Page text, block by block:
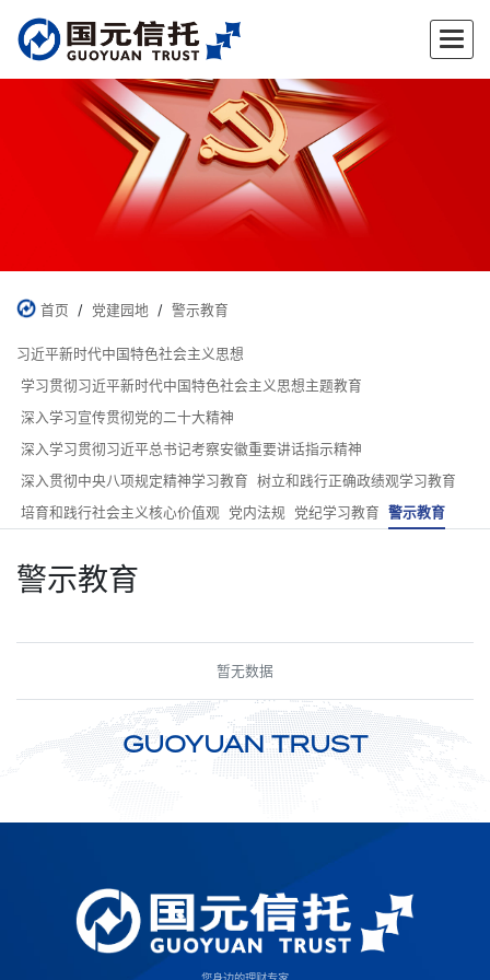
✕
首页 / 党建园地 / 警示教育
习近平新时代中国特色社会主义思想
学习贯彻习近平新时代中国特色社会主义思想主题教育
深入学习宣传贯彻党的二十大精神
深入学习贯彻习近平总书记考察安徽重要讲话指示精神
深入贯彻中央八项规定精神学习教育 树立和践行正确政绩观学习教育
培育和践行社会主义核心价值观
党内法规 党纪学习教育 警示教育
警示教育
暂无数据
GUOYUAN TRUST